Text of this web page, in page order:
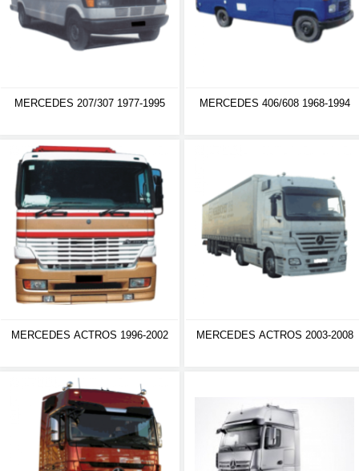
MERCEDES 207/307 1977-1995 MERCEDES 406/608 1968-1994
MERCEDES ACTROS 1996-2002 MERCEDES ACTROS 2003-2008